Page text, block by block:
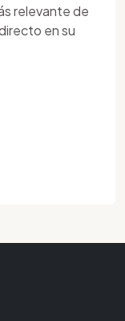
relevante de
en su